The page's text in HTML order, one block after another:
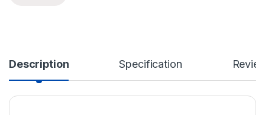
Description Specification